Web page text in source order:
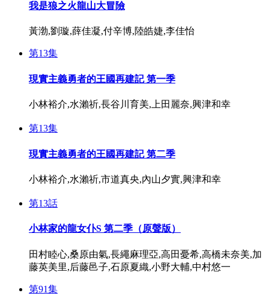
我是狼之火龍山大冒險
黃渤,劉璇,薛佳凝,付辛博,陸皓婕,李佳怡
第13集
現實主義勇者的王國再建記 第一季
小林裕介,水瀨祈,長谷川育美,上田麗奈,興津和幸
第13集
現實主義勇者的王國再建記 第二季
小林裕介,水瀨祈,市道真央,內山夕實,興津和幸
第13話
小林家的龍女仆S 第二季（原聲版）
田村睦心,桑原由氣,長繩麻理亞,高田憂希,高橋未奈美,加
藤英美里,后藤邑子,石原夏織,小野大輔,中村悠一
第91集